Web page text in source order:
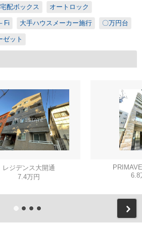
宅配ボックス オートロック
Fi 大手ハウスメーカー施行 〇万円台
ゼット
レジデンス大開通
7.4万円
6.8